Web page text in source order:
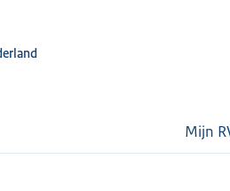
Mijn